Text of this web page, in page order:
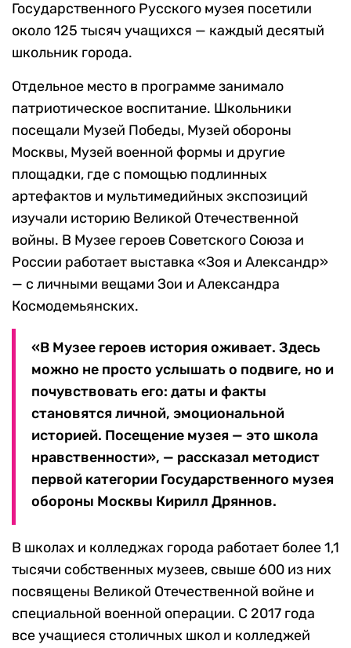
Государственного Русского музея посетили
около 125 тысяч учащихся — каждый десятый
школьник города.
Отдельное место в программе занимало
патриотическое воспитание. Школьники
посещали Музей Победы, Музей обороны
Москвы, Музей военной формы и другие
площадки, где с помощью подлинных
артефактов и мультимедийных экспозиций
изучали историю Великой Отечественной
войны. В Музее героев Советского Союза и
России работает выставка «Зоя и Александр»
— с личными вещами Зои и Александра
Космодемьянских.
«В Музее героев история оживает. Здесь
можно не просто услышать о подвиге, но и
почувствовать его: даты и факты
становятся личной, эмоциональной
историей. Посещение музея — это школа
нравственности», — рассказал методист
первой категории Государственного музея
обороны Москвы Кирилл Дряннов.
В школах и колледжах города работает более 1,1
тысячи собственных музеев, свыше 600 из них
посвящены Великой Отечественной войне и
специальной военной операции. С 2017 года
все учащиеся столичных школ и колледжей